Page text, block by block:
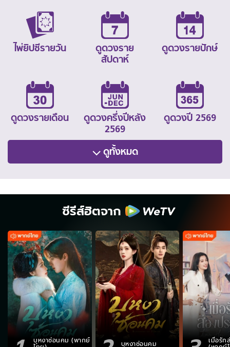
ไพ่ยิปซีรายวัน
ดูดวงราย
สัปดาห์
ดูดวงรายปักษ์
ดูดวงรายเดือน
ดูดวงครึ่งปีหลัง
2569
ดูดวงปี 2569
ดูทั้งหมด
ซีรีส์ฮิตจาก
บุหงาซ่อนคม (พากย์ บุหงาซ่อนคม เมื่อรัก